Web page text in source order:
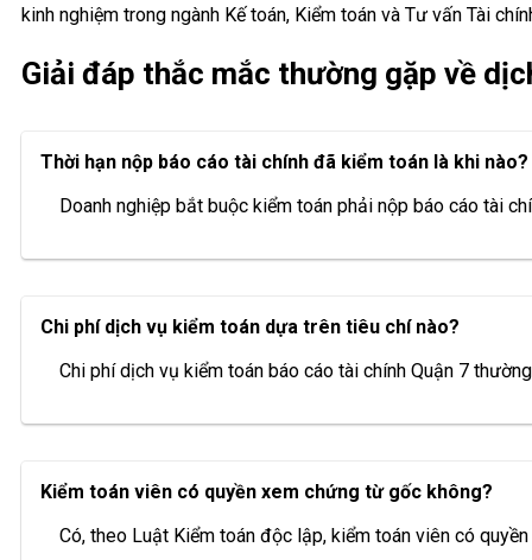
kinh nghiệm trong ngành Kế toán, Kiểm toán và Tư vấn Tài
Giải đáp thắc mắc thường gặp về
Thời hạn nộp báo cáo tài chính đã kiểm toán là khi nào?
Doanh nghiệp bắt buộc kiểm toán phải nộp báo cáo tài
Chi phí dịch vụ kiểm toán dựa trên tiêu chí nào?
Chi phí dịch vụ kiểm toán báo cáo tài chính Quận 7
Kiểm toán viên có quyền xem chứng từ gốc không?
Có, theo Luật Kiểm toán độc lập, kiểm toán viên có